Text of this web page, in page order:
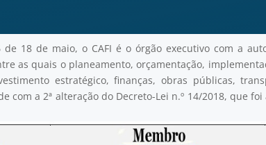
18 de maio, o CAFI é o órgão executivo com a
as quais o planeamento, orçamentação,
estratégico, finanças, obras públicas,
a 2ª alteração do Decreto-Lei n.º 14/2018, que